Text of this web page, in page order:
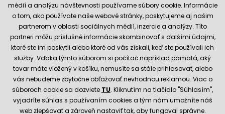
Spoľahlivý obchod
médií a analýzu návštevnosti používame súbory cookie. Informácie
o tom, ako používate naše webové stránky, poskytujeme aj našim
partnerom v oblasti sociálnych médií, inzercie a analýzy. Títo
partneri môžu príslušné informácie skombinovať s ďalšími údajmi,
ktoré ste im poskytli alebo ktoré od vás získali, keď ste používali ich
služby. Vďaka týmto súborom si počítač napríklad pamätá, aký
tovar máte vložený v košíku, nemusíte sa stále prihlasovať, alebo
vás nebudeme zbytočne obťažovať nevhodnou reklamou. Viac o
súboroch cookie sa dozviete TU. Kliknutím na tlačidlo "Súhlasím",
vyjadríte súhlas s používaním cookies a tým nám umožníte náš
web zlepšovať a zároveň nastaviť tak, aby fungoval správne.